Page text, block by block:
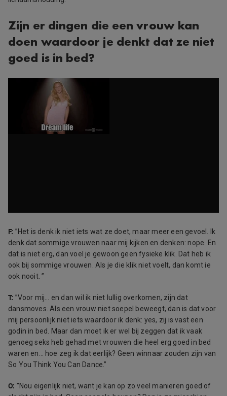
Zijn er dingen die een vrouw kan
doen waardoor je denkt dat ze niet
goed is in bed?
F: ”Het is denk ik niet iets wat ze doet, maar meer een gevoel. Ik
denk dat sommige vrouwen naar mij kijken en denken: nope. En
dat is niet erg, dan voel je gewoon geen fysieke klik. Dat heb ik
ook bij sommige vrouwen. Als je die klik niet voelt, dan komt ie
ook nooit. ”
T: ”Voor mij… en dan wil ik niet lullig overkomen, zijn dat
dansmoves. Als een vrouw niet soepel beweegt, dan is dat voor
mij persoonlijk niet iets waardoor ik denk: yes, zij is vast een
godin in bed. Maar dan moet ik er wel bij zeggen dat ik vaak
genoeg seks heb gehad met vrouwen die heel erg goed in bed
waren en… hoe zeg ik dat eerlijk? Geen winnaar zouden zijn van
So You Think You Can Dance.”
O: ”Nou eigenlijk niet, want je kan op zo veel manieren goed of